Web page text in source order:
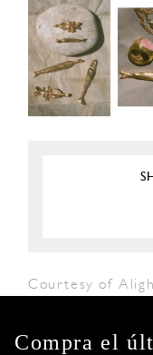
Courtesy of
Compra el